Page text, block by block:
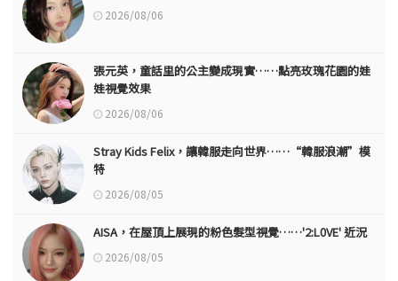
2026/08/06
張元英，童話里的公主變成現實……點亮玫瑰花園的娃
娃視覺效果
2026/08/06
Stray Kids Felix，讓韓服走向世界……“韓服浪潮”模
特
2026/08/05
AISA，在屋頂上展現的粉色髮型視覺……'2:L0VE' 近況
2026/08/05